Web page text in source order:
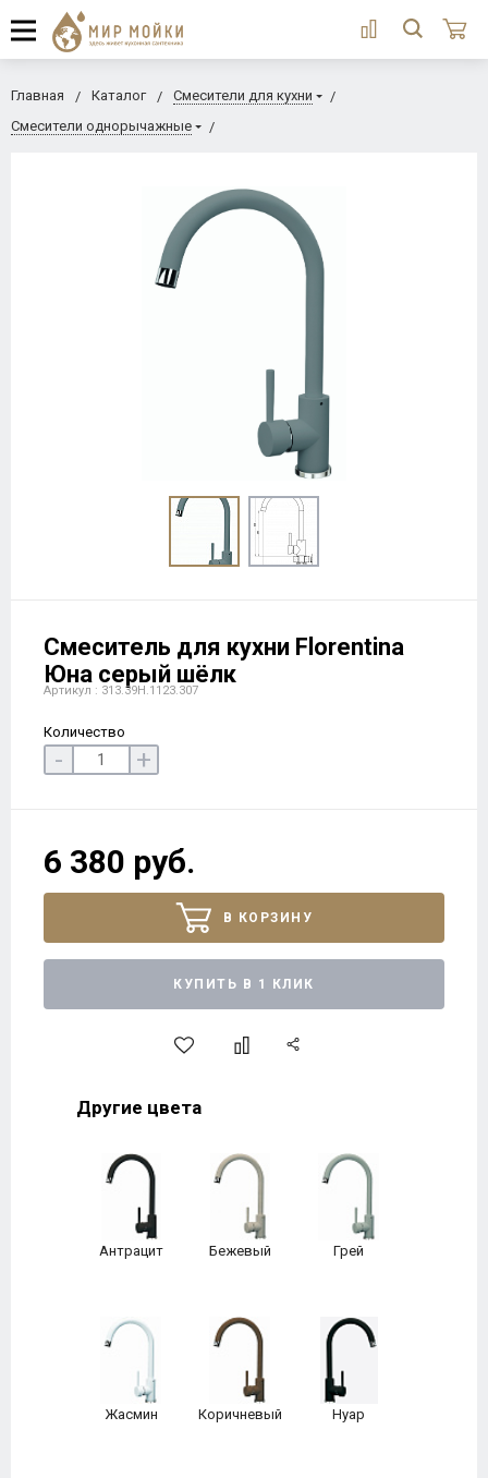
Главная Каталог
Смесители для кухни
Смесители однорычажные
Смеситель для кухни Florentina
Юна серый шёлк
Артикул : 313.39H.1123.307
Количество
- +
6 380 руб.
В КОРЗИНУ
КУПИТЬ В 1 КЛИК
Другие цвета
Антрацит Бежевый Грей
Жасмин Коричневый Нуар